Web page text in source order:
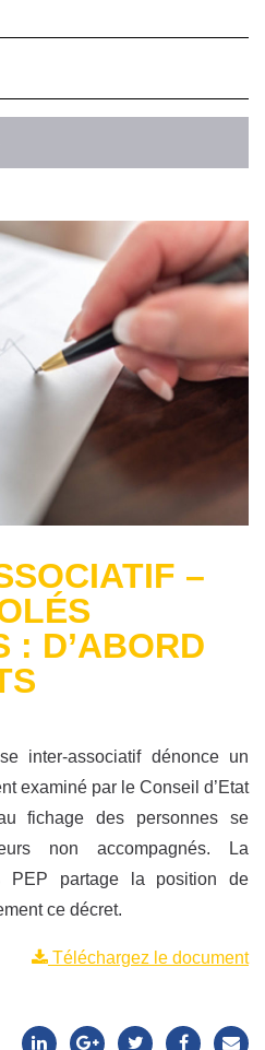
–
: D’ABORD
inter-associatif dénonce un
examiné par le Conseil d’Etat
fichage des personnes se
non accompagnés. La
PEP partage la position de
ce décret.
Téléchargez le document